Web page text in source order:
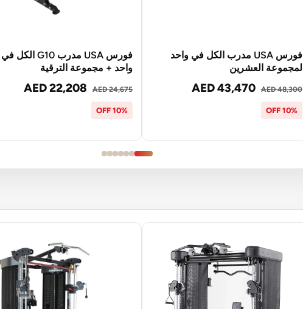
فورس USA مدرب الكل في واحد
لمجموعة العشرين
AED 43,470 AED 48,300
10% OFF
فورس USA مدرب G10 الكل في
واحد + مجموعة الترقية
AED 22,208 AED 24,675
10% OFF